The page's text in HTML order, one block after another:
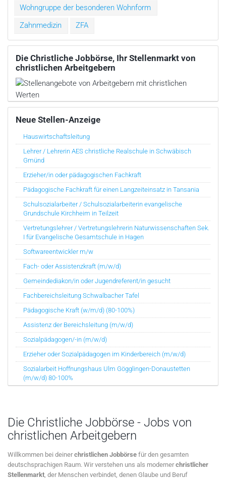
Wohngruppe der besonderen Wohnform
Zahnmedizin
ZFA
Die Christliche Jobbörse, Ihr Stellenmarkt von
christlichen Arbeitgebern
Neue Stellen-Anzeige
Hauswirtschaftsleitung
Lehrer / Lehrerin AES christliche Realschule in Schwäbisch
Gmünd
Erzieher/in oder pädagogischen Fachkraft
Pädagogische Fachkraft für einen Langzeiteinsatz in Tansania
Schulsozialarbeiter / Schulsozialarbeiterin evangelische
Grundschule Kirchheim in Teilzeit
Vertretungslehrer / Vertretungslehrerin Naturwissenschaften Sek.
I für Evangelische Gesamtschule in Hagen
Softwareentwickler m/w
Fach- oder Assistenzkraft (m/w/d)
Gemeindediakon/in oder Jugendreferent/in gesucht
Fachbereichsleitung Schwalbacher Tafel
Pädagogische Kraft (w/m/d) (80-100%)
Assistenz der Bereichsleitung (m/w/d)
Sozialpädagogen/-in (m/w/d)
Erzieher oder Sozialpädagogen im Kinderbereich (m/w/d)
Sozialarbeit Hoffnungshaus Ulm Gögglingen-Donaustetten
(m/w/d) 80-100%
Die Christliche Jobbörse - Jobs von
christlichen Arbeitgebern
Willkommen bei deinerchristlichen Jobbörse für den gesamten
deutschsprachigen Raum. Wir verstehen uns als modernerchristlicher
Stellenmarkt , der Menschen verbindet, denen Glaube und Beruf